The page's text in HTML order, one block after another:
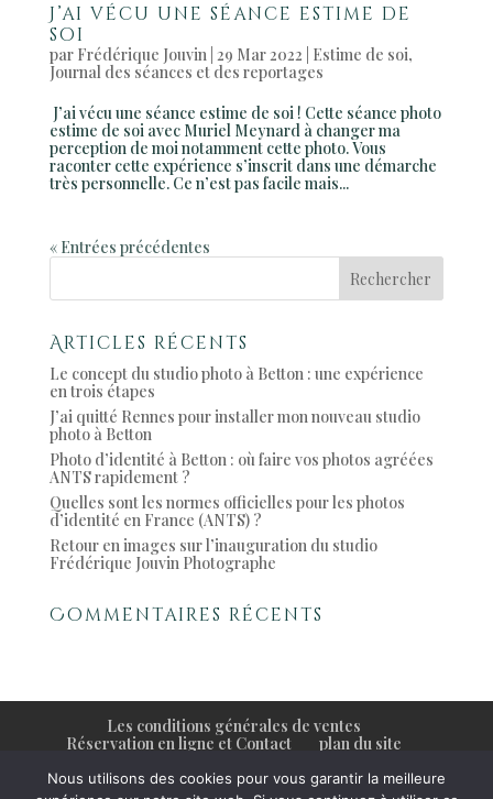
J’ai vécu une séance estime de
soi
par Frédérique Jouvin| 29 Mar 2022 Estime de soi,
Journal des séances et des reportages
J’ai vécu une séance estime de soi ! Cette séance photo
estime de soi avec Muriel Meynard à changer ma
perception de moi notamment cette photo. Vous
raconter cette expérience s’inscrit dans une démarche
très personnelle. Ce n’est pas facile mais...
« Entrées précédentes
Articles récents
Le concept du studio photo à Betton : une expérience
en trois étapes
J’ai quitté Rennes pour installer mon nouveau studio
photo à Betton
Photo d’identité à Betton : où faire vos photos agréées
ANTS rapidement ?
Quelles sont les normes officielles pour les photos
d’identité en France (ANTS) ?
Retour en images sur l’inauguration du studio
Frédérique Jouvin Photographe
Commentaires récents
Les conditions générales de ventes
Réservation en ligne et Contact
plan du site
Nous utilisons des cookies pour vous garantir la meilleure